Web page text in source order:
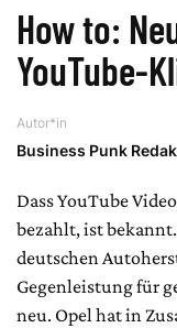
How to:
YouTube-
Autor*in
Business Punk
Dass YouTube
bezahlt, ist
deutschen
Gegenleistung für
neu. Opel hat in